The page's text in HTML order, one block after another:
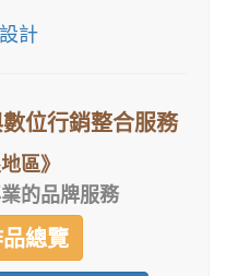
計
位行銷整合服務
區》
的品牌服務
總覽